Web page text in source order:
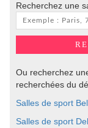
Recherchez une
Ou recherchez
recherchées du
Salles de sport
Salles de sport